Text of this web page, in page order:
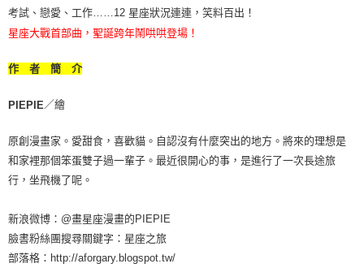
考試、戀愛、工作……12 星座狀況連連，笑料百出！
星座大戰首部曲，聖誕跨年鬧哄哄登場！
作 者 簡 介
PIEPIE／繪
原創漫畫家。愛甜食，喜歡貓。自認沒有什麼突出的地方。將來的理想是
和家裡那個笨蛋雙子過一輩子。最近很開心的事，是進行了一次長途旅
行，坐飛機了呢。
新浪微博：@畫星座漫畫的PIEPIE
臉書粉絲團搜尋關鍵字：星座之旅
部落格：http://aforgary.blogspot.tw/